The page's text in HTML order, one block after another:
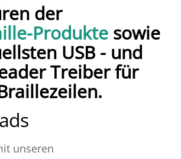
der
Produkte sowie
USB - und
Treiber für
unseren